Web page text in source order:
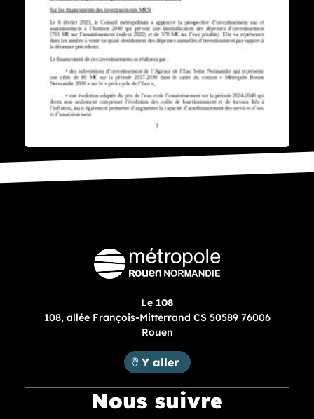
Télécharger "Délibération du 15 décembre 2025" au format
Le 108
108, allée François-Mitterrand CS 50589 76006
Rouen
Métropole Rouen Normandie :
Y aller
Nous suivre